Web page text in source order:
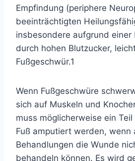
Empfindung (periphere
beeinträchtigten
insbesondere aufgrund einer
durch hohen Blutzucker,
Fußgeschwür.1
Wenn Fußgeschwüre
sich auf Muskeln und
muss möglicherweise ein
Fuß amputiert werden, wenn
Behandlungen die Wunde
behandeln können. Es wird